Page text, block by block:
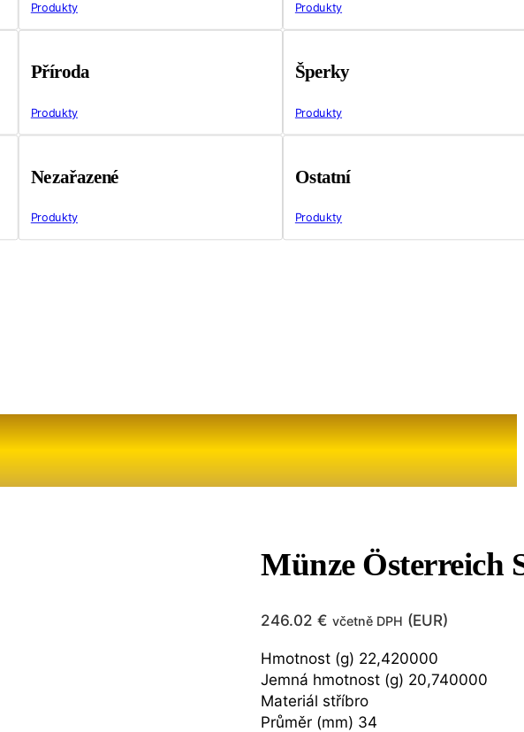
Produkty Produkty
Příroda
Produkty
Šperky
Produkty
Nezařazené
Produkty
Ostatní
Produkty
Münze Österreich
246.02€ včetně DPH (EUR)
Hmotnost (g) 22,420000
Jemná hmotnost (g) 20,740000
Materiál stříbro
Průměr (mm) 34